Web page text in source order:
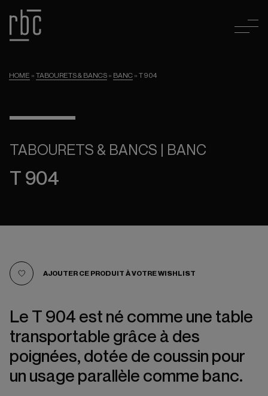
HOME » TABOURETS & BANCS » BANC » T 904
TABOURETS & BANCS | BANC
T 904
AJOUTER CE PRODUIT À VOTRE WISHLIST
Le T 904 est né comme une table
transportable grâce à des
poignées, dotée de coussin pour
un usage parallèle comme banc.